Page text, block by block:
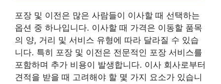
포장 및 이전은 많은 사람들이 이사할 때 선택하는
옵션 중 하나입니다. 이사할 때 가격은 이동할 품목
의 양, 거리 및 서비스 유형에 따라 달라질 수 있습
니다. 특히 포장 및 이전은 전문적인 포장 서비스를
포함하며 추가 비용이 발생합니다. 이사 회사로부터
견적을 받을 때 고려해야 할 몇 가지 요소가 있습니